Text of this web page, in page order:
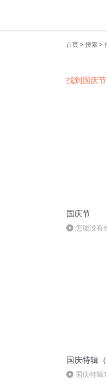
首页 > 搜索 >
找到国庆
国庆节
怎能没有
国庆特辑（
国庆特辑